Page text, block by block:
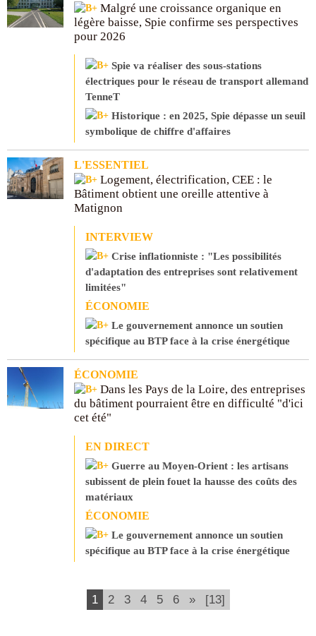
Malgré une croissance organique en
légère baisse, Spie confirme ses perspectives
pour 2026
Spie va réaliser des sous-stations
électriques pour le réseau de transport allemand
TenneT
Historique : en 2025, Spie dépasse un seuil
symbolique de chiffre d'affaires
L'ESSENTIEL
Logement, électrification, CEE : le
Bâtiment obtient une oreille attentive à
Matignon
INTERVIEW
Crise inflationniste : "Les possibilités
d'adaptation des entreprises sont relativement
limitées"
ÉCONOMIE
Le gouvernement annonce un soutien
spécifique au BTP face à la crise énergétique
ÉCONOMIE
Dans les Pays de la Loire, des entreprises
du bâtiment pourraient être en difficulté "d'ici
cet été"
EN DIRECT
Guerre au Moyen-Orient : les artisans
subissent de plein fouet la hausse des coûts des
matériaux
ÉCONOMIE
Le gouvernement annonce un soutien
spécifique au BTP face à la crise énergétique
1 2 3 4 5 6 » [13]